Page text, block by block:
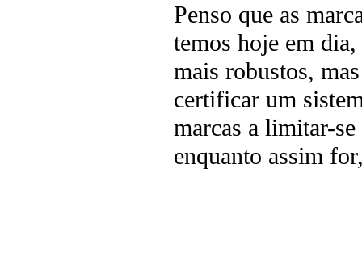
Penso que as
temos hoje em
mais robustos,
certificar um
marcas a limitar-
enquanto assim